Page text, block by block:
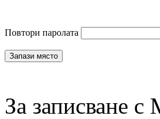
Повтори паролата
За записване